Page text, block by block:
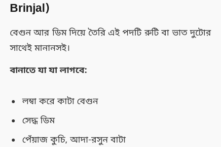
Brinjal)
বেগুন আর ডিম দিয়ে তৈরি এই পদটি রুটি বা ভাত দুটোর
সাথেই মানানসই।
বানাতে যা যা লাগবে:
লম্বা করে কাটা বেগুন
সেদ্ধ ডিম
পেঁয়াজ কুচি, আদা-রসুন বাটা